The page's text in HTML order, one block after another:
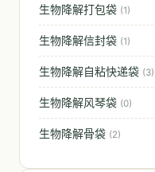
生物降解打包袋 (1)
生物降解信封袋 (1)
生物降解自粘快递袋 (3)
生物降解风琴袋 (0)
生物降解骨袋 (2)